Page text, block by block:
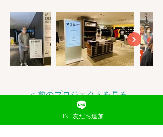
< 前のプロジェクトを見る
次のプロジェクトを見る >
LINE友だち追加